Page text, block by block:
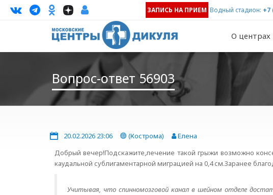
ЗАПИСЬ НА ПРИЕМ Водный стадион: +7
О центрах
Вопрос-ответ 56903
20.02.2026 23:06 (Кострома)
Елена
Добрый вечер!Подскажите,лечение такой грыжи возможно
каудальной сублигаментарной миграцией на 0,4 см.Заранее
Учитывая, что спинномозговой канал в шейном отделе